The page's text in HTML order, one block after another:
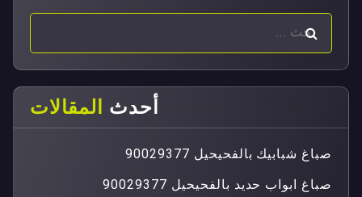
أحدث المقالات
صباغ شبابيك بالفحيحيل 90029377
صباغ ابواب حديد بالفحيحيل 90029377